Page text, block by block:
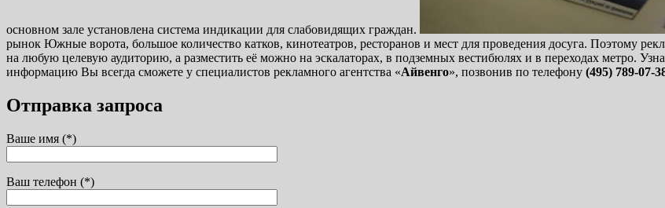
основном зале установлена система индикации для слабовидящих граждан.
рынок Южные ворота, большое количество катков, кинотеатров, ресторанов и мест для проведения досуга. Поэтому
на любую целевую аудиторию, а разместить её можно на эскалаторах, в подземных вестибюлях и в переходах метро.
информацию Вы всегда сможете у специалистов рекламного агентства «Айвенго», позвонив по телефону (495) 789-07-
Отправка запроса
Ваше имя (*)
Ваш телефон (*)